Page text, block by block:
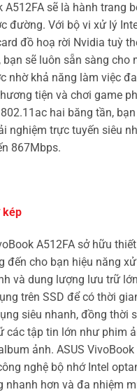
A512FA sẽ là hành trang
đường. Với bộ vi xử lý
đồ hoạ rời Nvidia tuỳ
bạn sẽ luôn sẵn sàng cho
nhờ khả năng làm việc
tiện và chơi game
hai băng tần,
nghiệm trực tuyến siêu
867Mbps.
kép
A512FA sở hữu
đến cho bạn hiệu năng
và dung lượng lưu trữ
trên SSD để có thời
siêu nhanh, đồng thời
các tập tin lớn như phim
ảnh. ASUS VivoBook
nghệ bộ nhớ Intel
nhanh hơn và đa nhiệm